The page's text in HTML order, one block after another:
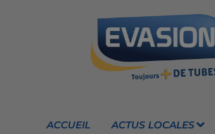
ACCUEIL ACTUS LOCALES